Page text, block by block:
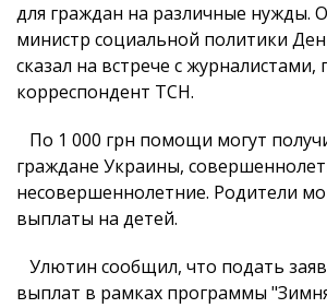
для граждан на различные нужды.
министр социальной политики
сказал на встрече с журналистами,
корреспондент ТСН.
По 1 000 грн помощи могут
граждане Украины,
несовершеннолетние. Родители
выплаты на детей.
Улютин сообщил, что подать
выплат в рамках программы